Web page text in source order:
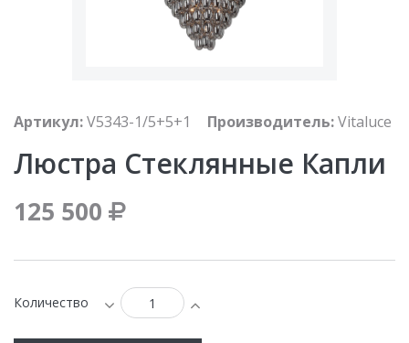
Артикул:V5343-1/5+5+1 Производитель:Vitaluce
Люстра Стеклянные Капли
125 500
Количество